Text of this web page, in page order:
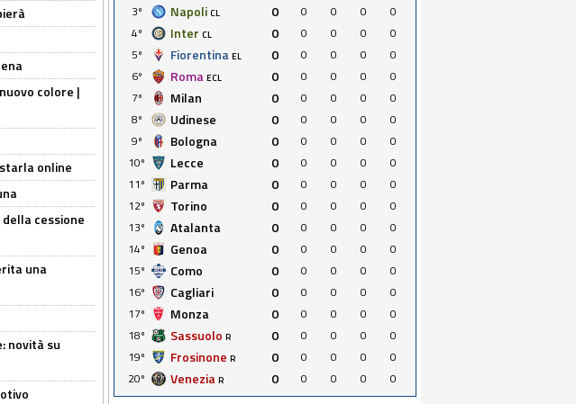
colore |
online
cessione
una
novità su
3º
Napoli CL 0 0 0 0
0
4º
Inter CL 0 0 0 0
0
5º
Fiorentina EL 0 0 0 0
0
6º
Roma ECL 0 0 0 0
0
7º
Milan 0 0 0 0
0
8º
Udinese 0 0 0 0
0
9º
Bologna 0 0 0 0
0
10º
Lecce 0 0 0 0
0
11º
Parma 0 0 0 0
0
12º
Torino 0 0 0 0
0
13º
Atalanta 0 0 0 0
0
14º
Genoa 0 0 0 0
0
15º
Como 0 0 0 0
0
16º
Cagliari 0 0 0 0
0
17º
Monza 0 0 0 0
0
18º
Sassuolo R 0 0 0 0
0
19º
Frosinone R 0 0 0 0
0
20º
Venezia R 0 0 0 0 0